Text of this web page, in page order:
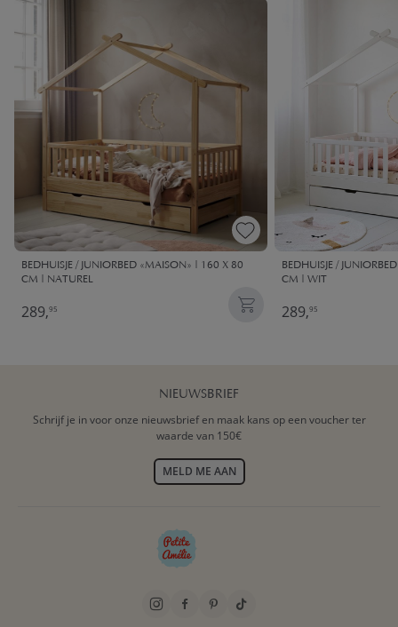
BEDHUISJE / JUNIORBED «MAISON» | 160 X 80
CM | NATUREL
289,95
BEDHUISJE /
CM | WIT
289,95
NIEUWSBRIEF
Schrijf je in voor onze nieuwsbrief en maak kans op een voucher ter
waarde van 150€
MELD ME AAN